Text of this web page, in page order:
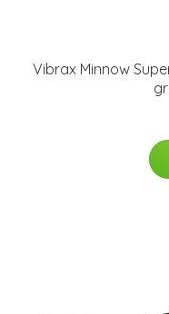
Vibrax Minnow